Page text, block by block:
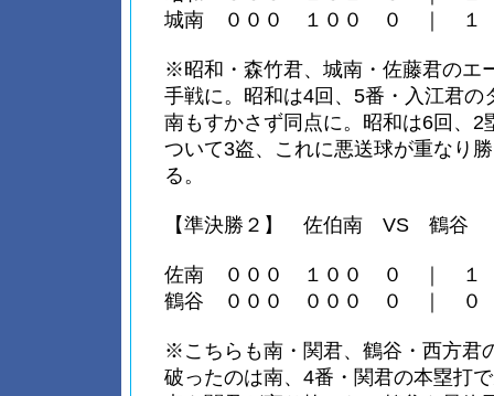
城南 ０００ １００ ０ ｜ １
※昭和・森竹君、城南・佐藤君のエ
手戦に。昭和は4回、5番・入江君の
南もすかさず同点に。昭和は6回、2
ついて3盗、これに悪送球が重なり
る。
【準決勝２】 佐伯南 VS 鶴谷
佐南 ０００ １００ ０ ｜ １
鶴谷 ０００ ０００ ０ ｜ ０
※こちらも南・関君、鶴谷・西方君
破ったのは南、4番・関君の本塁打